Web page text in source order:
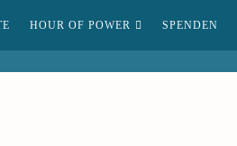
HOUR OF POWER SPENDEN